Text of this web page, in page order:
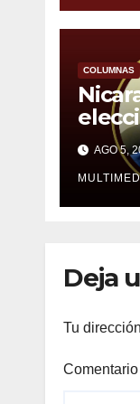
COLUMNAS
AGO 5,
Deja
Tu
Comentario